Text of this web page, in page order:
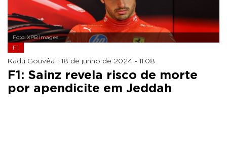
Foto: XPB Images
F1
Kadu Gouvêa | 18 de junho de 2024 - 11:08
F1: Sainz revela risco de morte
por apendicite em Jeddah